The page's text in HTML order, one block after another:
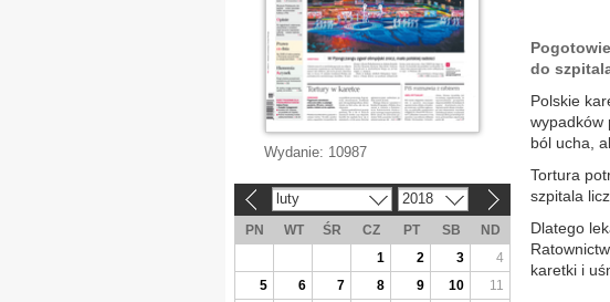
do
Polskie
wypadków
ból ucha,
Tortura
szpitala
Dlatego
karetki i
Wydanie: 10987
luty 2018
PN WT ŚR CZ PT SB
ND
1
2 3
4
5
6 7 8 9 10
11